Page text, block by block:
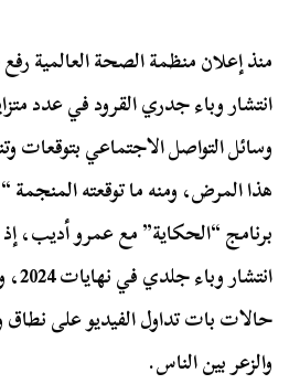
منذ إعلان منظمة الصحة العالمية
انتشار وباء جدري القرود في عدد
وسائل التواصل الاجتماعي بتوقعات
هذا المرض، ومنه ما توقعتهالمنجمة
برنامج “الحكاية” مع عمرو أديب،
حالات بات تداول الفيديو على
والزعر بين الناس.